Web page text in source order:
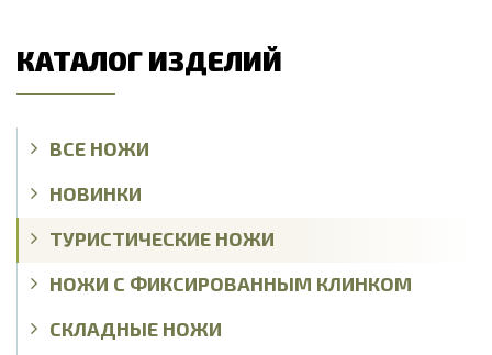
КАТАЛОГ ИЗДЕЛИЙ
ВСЕ НОЖИ
НОВИНКИ
ТУРИСТИЧЕСКИЕ НОЖИ
НОЖИ С ФИКСИРОВАННЫМ КЛИНКОМ
СКЛАДНЫЕ НОЖИ